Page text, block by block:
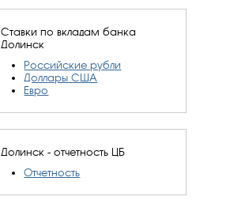
Ставки по вкладам банка
Долинск
Российские рубли
Доллары США
Евро
Долинск - отчетность ЦБ
Отчетность